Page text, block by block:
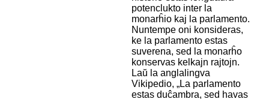
potenclukto inter la
monarĥio kaj la parlamento.
Nuntempe oni konsideras,
ke la parlamento estas
suverena, sed la monarĥo
konservas kelkajn rajtojn.
Laŭ la anglalingva
Vikipedio, „La parlamento
estas duĉambra, sed havas